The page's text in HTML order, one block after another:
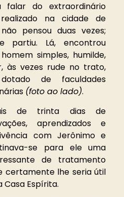
falar do extraordinário
na cidade de
pensou duas vezes;
partiu. Lá, encontrou
simples, humilde,
às vezes rude no trato,
de faculdades
(foto ao lado).
de trinta dias de
aprendizados e
com Jerônimo e
se para ele uma
de tratamento
certamente lhe seria útil
Casa Espírita.